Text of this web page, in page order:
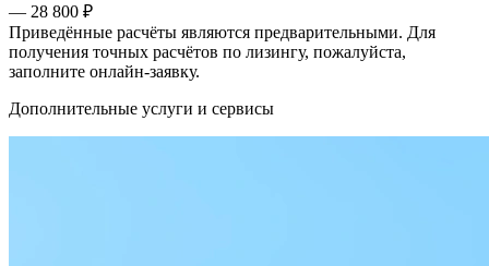
— 28 800 ₽
Приведённые расчёты являются предварительными. Для
получения точных расчётов по лизингу, пожалуйста,
заполните онлайн-заявку.
Дополнительные услуги и сервисы